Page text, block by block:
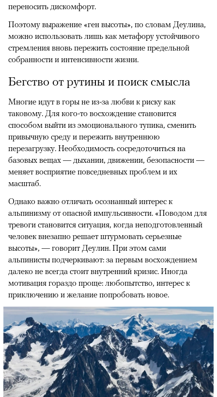
переносить дискомфорт.
Поэтому выражение «ген высоты», по словам Деулина,
можно использовать лишь как метафору устойчивого
стремления вновь пережить состояние предельной
собранности и интенсивности жизни.
Бегство от рутины и поиск смысла
Многие идут в горы не из-за любви к риску как
таковому. Для кого-то восхождение становится
способом выйти из эмоционального тупика, сменить
привычную среду и пережить внутреннюю
перезагрузку. Необходимость сосредоточиться на
базовых вещах — дыхании, движении, безопасности —
меняет восприятие повседневных проблем и их
масштаб.
Однако важно отличать осознанный интерес к
альпинизму от опасной импульсивности. «Поводом для
тревоги становится ситуация, когда неподготовленный
человек внезапно решает штурмовать серьезные
высоты», — говорит Деулин. При этом сами
альпинисты подчеркивают: за первым восхождением
далеко не всегда стоит внутренний кризис. Иногда
мотивация гораздо проще: любопытство, интерес к
приключению и желание попробовать новое.